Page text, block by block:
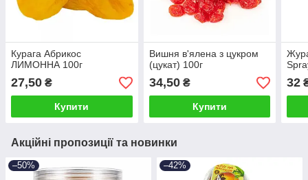
Курага Абрикос
ЛИМОННА 100г
27,50 ₴
Купити
Вишня в'ялена з цукром
(цукат) 100г
34,50₴
Купити
32
Акційні пропозиції та новинки
–50% –42%